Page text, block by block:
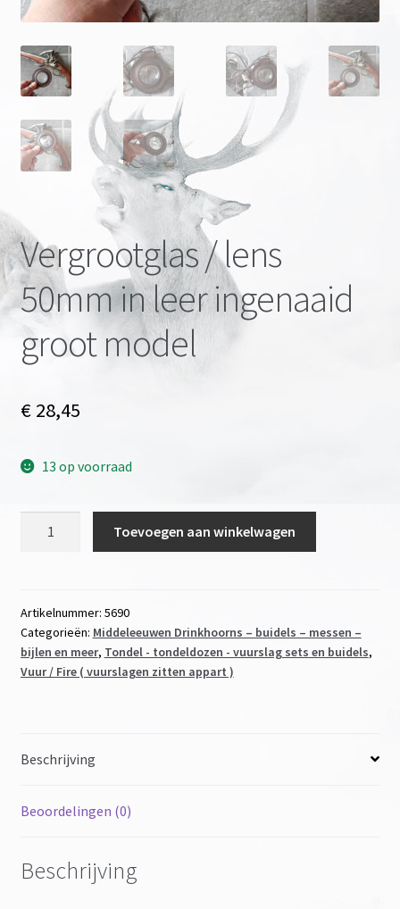
Onze merken
Vergrootglas / lens
50mm in leer ingenaaid
groot model
€28,45
13 op voorraad
in
leer
ingenaaid
groot
Toevoegen aan winkelwagen
Artikelnummer: 5690
Categorieën: Middeleeuwen Drinkhoorns – buidels – messen –
bijlen en meer, Tondel - tondeldozen - vuurslag sets en buidels,
Vuur / Fire ( vuurslagen zitten appart )
Beschrijving
Beoordelingen (0)
Beschrijving